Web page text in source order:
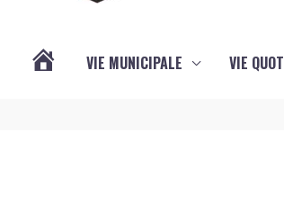
VIE MUNICIPALE VIE